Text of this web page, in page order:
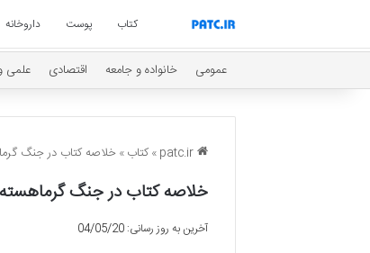
کتاب پوست داروخانه
عمومی خانواده و جامعه اقتصادی علمی
patc.ir
» کتاب » خلاصه کتاب در جنگ
خلاصه کتاب در جنگ
آخرین به روز رسانی: 04/05/20